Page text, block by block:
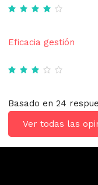
Eficacia gestión
Basado en 24
Ver todas las